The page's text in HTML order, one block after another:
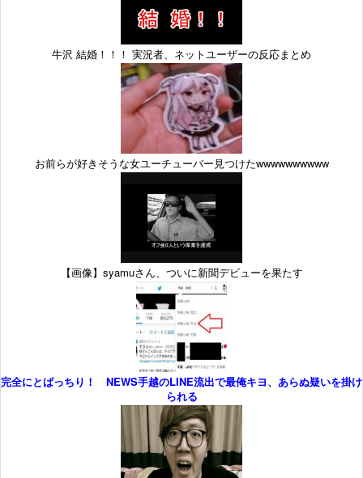
牛沢 結婚！！！ 実況者、ネットユーザーの反応まとめ
お前らが好きそうな女ユーチューバー見つけたwwwwwwwwww
【画像】syamuさん、ついに新聞デビューを果たす
完全にとばっちり！ NEWS手越のLINE流出で最俺キヨ、あらぬ疑いを掛け
られる